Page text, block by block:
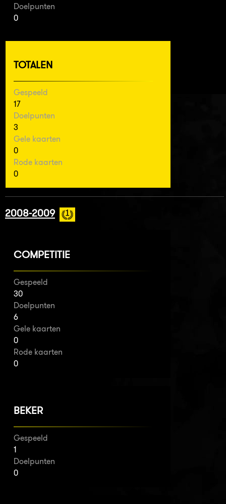
Doelpunten
0
TOTALEN
Gespeeld
17
Doelpunten
3
Gele kaarten
0
Rode kaarten
0
2008-2009
COMPETITIE
Gespeeld
30
Doelpunten
6
Gele kaarten
0
Rode kaarten
0
BEKER
Gespeeld
1
Doelpunten
0